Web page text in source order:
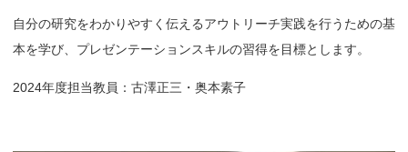
自分の研究をわかりやすく伝えるアウトリーチ実践を行うための基
本を学び、プレゼンテーションスキルの習得を目標とします。
2024年度担当教員：古澤正三・奥本素子